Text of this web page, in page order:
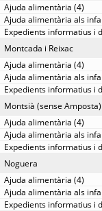
Montcada i Reixac
Montsià (sense Amposta)
Noguera